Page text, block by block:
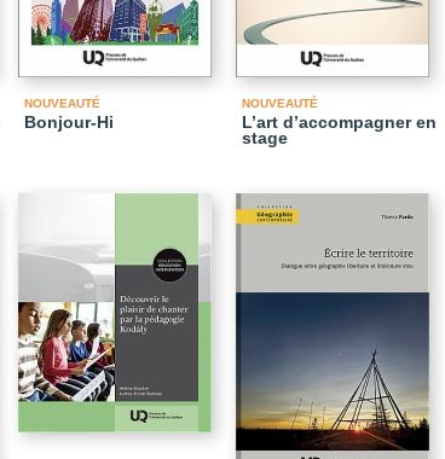
NOUVEAUTÉ
Bonjour-Hi
NOUVEAUTÉ
L’art d’accompagner en
stage